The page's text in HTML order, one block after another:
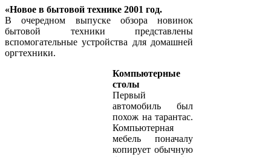
«Новое в бытовой технике 2001 год.
В очередном выпуске обзора новинок
бытовой техники представлены
вспомогательные устройства для домашней
оргтехники.
Компьютерные
столы
Первый
автомобиль был
похож на тарантас.
Компьютерная
мебель поначалу
копирует обычную